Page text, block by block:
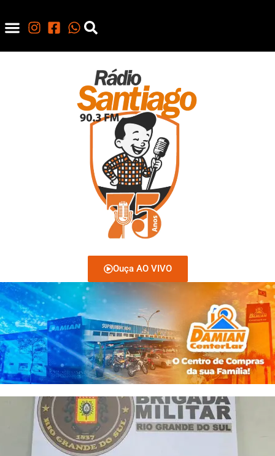
Ouça AO VIVO